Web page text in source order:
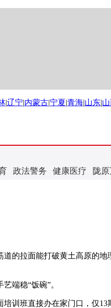
|辽宁|内蒙古|宁夏|青海|山东|
政法警务 健康医疗 陇
拉面能打破黄土高原的地
端稳“饭碗”。
班直接办在家门口，仅13